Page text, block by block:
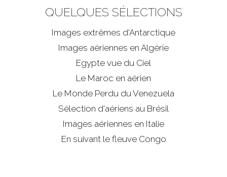
QUELQUES SÉLECTIONS
Images extrêmes d'Antarctique
Images aériennes en Algérie
Egypte vue du Ciel
Le Maroc en aérien
Le Monde Perdu du Venezuela
Sélection d'aériens au Brésil
Images aériennes en Italie
En suivant le fleuve Congo